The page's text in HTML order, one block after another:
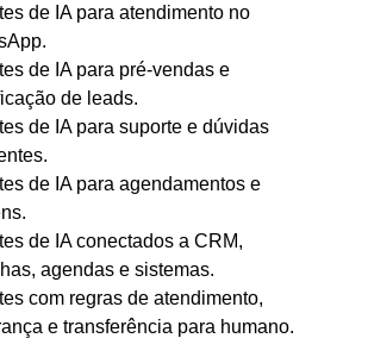
de IA para atendimento no
de IA para pré-vendas e
de leads.
de IA para suporte e dúvidas
de IA para agendamentos e
de IA conectados a CRM,
agendas e sistemas.
com regras de atendimento,
e transferência para humano.